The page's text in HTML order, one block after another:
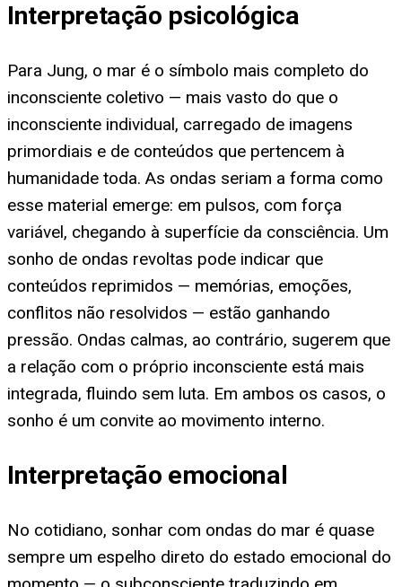
Interpretação psicológica
Para Jung, o mar é o símbolo mais completo do
inconsciente coletivo — mais vasto do que o
inconsciente individual, carregado de imagens
primordiais e de conteúdos que pertencem à
humanidade toda. As ondas seriam a forma como
esse material emerge: em pulsos, com força
variável, chegando à superfície da consciência. Um
sonho de ondas revoltas pode indicar que
conteúdos reprimidos — memórias, emoções,
conflitos não resolvidos — estão ganhando
pressão. Ondas calmas, ao contrário, sugerem que
a relação com o próprio inconsciente está mais
integrada, fluindo sem luta. Em ambos os casos, o
sonho é um convite ao movimento interno.
Interpretação emocional
No cotidiano, sonhar com ondas do mar é quase
sempre um espelho direto do estado emocional do